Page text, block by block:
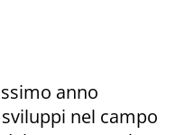
anno
nel campo